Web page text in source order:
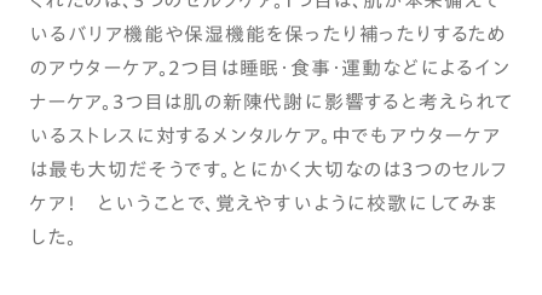
いるバリア機能や保湿機能を保ったり補ったりするため
のアウターケア。2つ目は睡眠・食事・運動などによるイン
ナーケア。3つ目は肌の新陳代謝に影響すると考えられて
いるストレスに対するメンタルケア。中でもアウターケア
は最も大切だそうです。とにかく大切なのは3つのセルフ
ケア！ ということで、覚えやすいように校歌にしてみま
した。